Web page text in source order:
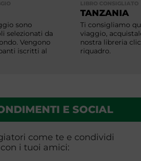
sono
selezionati da
Vengono
iscritti al
TANZANIA
Ti consigliamo
viaggio,
nostra libreria
riquadro.
E SOCIAL
come te e condividi
i tuoi amici: